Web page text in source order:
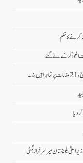
کرنے کا حکم
اغوا کر کے لے گئے
بلوچستان میر سرفراز بگٹی